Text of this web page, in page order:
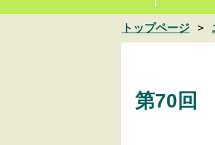
トップページ
第70回